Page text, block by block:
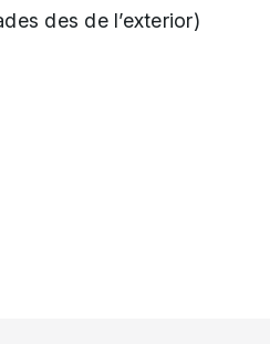
des de l’exterior)